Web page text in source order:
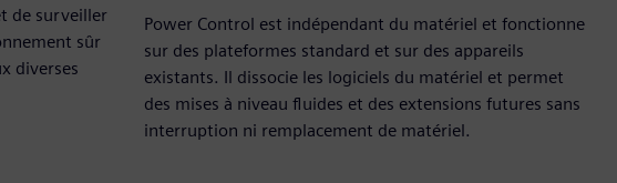
de surveiller
sûr
diverses
Power Control est indépendant du matériel et fonctionne
sur des plateformes standard et sur des appareils
existants. Il dissocie les logiciels du matériel et permet
des mises à niveau fluides et des extensions futures sans
interruption ni remplacement de matériel.